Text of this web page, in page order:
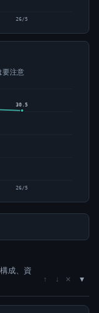
26/5
要注意
30.5
26/5
成、資
↑ ↓ ×